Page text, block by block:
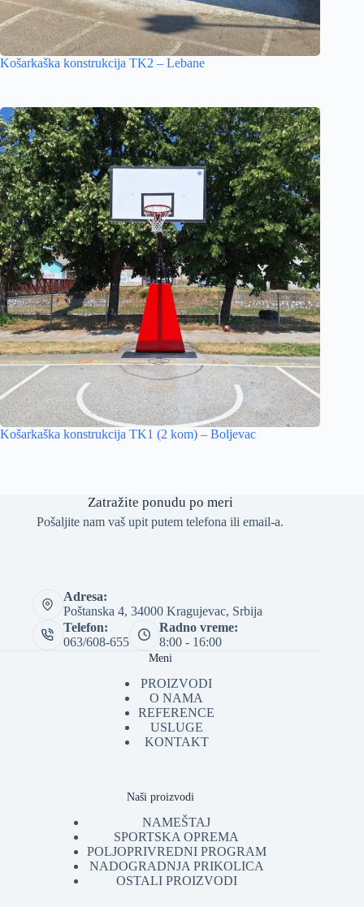
Košarkaška konstrukcija TK2 – Lebane
Košarkaška konstrukcija TK1 (2 kom) – Boljevac
Zatražite ponudu po meri
Pošaljite nam vaš upit putem telefona ili email-a.
Adresa:
Poštanska 4, 34000 Kragujevac, Srbija
Telefon:
063/608-655
Radno vreme:
8:00 - 16:00
Meni
PROIZVODI
O NAMA
REFERENCE
USLUGE
KONTAKT
Naši proizvodi
NAMEŠTAJ
SPORTSKA OPREMA
POLJOPRIVREDNI PROGRAM
NADOGRADNJA PRIKOLICA
OSTALI PROIZVODI